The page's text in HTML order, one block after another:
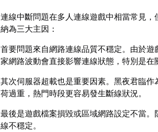
連線中斷問題在多人連線遊戲中相當常見
納為三大主因：
首要問題來自網路連線品質不穩定。由於
家網路波動會直接影響連線狀態，特別是在
其次伺服器超載也是重要因素。黑夜君臨
荷過重，熱門時段更容易發生斷線狀況。
最後是遊戲檔案損毀或區域網路設定不當
線不穩定。